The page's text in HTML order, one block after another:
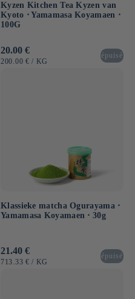
Kyzen Kitchen Tea Kyzen van
Kyoto ⋅ Yamamasa Koyamaen ⋅
100G
Normale
prijs
20.00 €
EENHEIDSPRIJS
200.00 € / PER
KG
épuisé
Klassieke matcha Ogurayama ⋅
Yamamasa Koyamaen ⋅ 30g
Normale
prijs
21.40 €
EENHEIDSPRIJS
713.33 € / PER
KG
épuisé